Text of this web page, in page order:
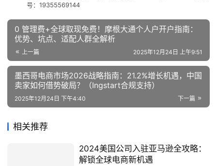
号：19355569144
0 管理费+全球取现免费！摩根大通个人户开户指南：
优势、坑点、适配人群全解析
上一篇 2025年12月24日 上午9:51
墨西哥电商市场2026战略指南：21.2%增长机遇，中国
卖家如何借势破局？（Ingstart合规支持）
下一篇
2025年12月24日 下午4:40
相关推荐
2024美国公司入驻亚马逊全攻略：
解锁全球电商新机遇